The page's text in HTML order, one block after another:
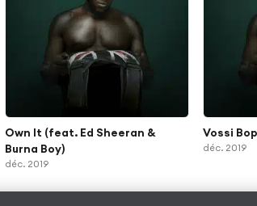
Own It (feat. Ed Sheeran &
Burna Boy)
déc. 2019
Vossi Bop
déc. 2019